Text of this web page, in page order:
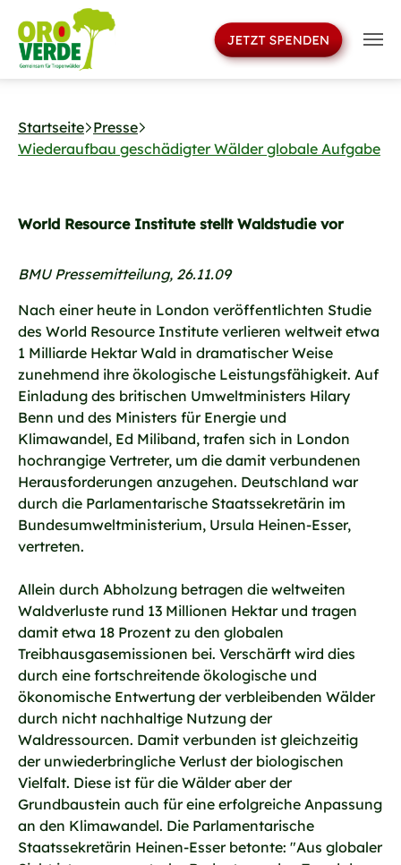
Startseite Presse
Wiederaufbau geschädigter Wälder globale Aufgabe
World Resource Institute stellt Waldstudie vor
BMU Pressemitteilung, 26.11.09
Nach einer heute in London veröffentlichten Studie
des World Resource Institute verlieren weltweit etwa
1 Milliarde Hektar Wald in dramatischer Weise
zunehmend ihre ökologische Leistungsfähigkeit. Auf
Einladung des britischen Umweltministers Hilary
Benn und des Ministers für Energie und
Klimawandel, Ed Miliband, trafen sich in London
hochrangige Vertreter, um die damit verbundenen
Herausforderungen anzugehen. Deutschland war
durch die Parlamentarische Staatssekretärin im
Bundesumweltministerium, Ursula Heinen-Esser,
vertreten.
Allein durch Abholzung betragen die weltweiten
Waldverluste rund 13 Millionen Hektar und tragen
damit etwa 18 Prozent zu den globalen
Treibhausgasemissionen bei. Verschärft wird dies
durch eine fortschreitende ökologische und
ökonomische Entwertung der verbleibenden Wälder
durch nicht nachhaltige Nutzung der
Waldressourcen. Damit verbunden ist gleichzeitig
der unwiederbringliche Verlust der biologischen
Vielfalt. Diese ist für die Wälder aber der
Grundbaustein auch für eine erfolgreiche Anpassung
an den Klimawandel. Die Parlamentarische
Staatssekretärin Heinen-Esser betonte: "Aus globaler